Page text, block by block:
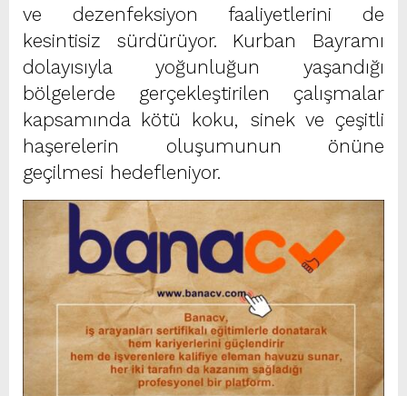
ve dezenfeksiyon faaliyetlerini de
kesintisiz sürdürüyor. Kurban Bayramı
dolayısıyla yoğunluğun yaşandığı
bölgelerde gerçekleştirilen çalışmalar
kapsamında kötü koku, sinek ve çeşitli
haşerelerin oluşumunun önüne
geçilmesi hedefleniyor.